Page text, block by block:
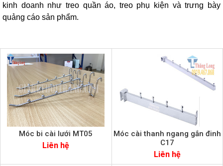
kinh doanh như treo quần áo, treo phụ kiện và trưng bày
quảng cáo sản phẩm.
Móc bi cài lưới MT05
Liên hệ
Móc cài thanh ngang gắn đinh
C17
Liên hệ